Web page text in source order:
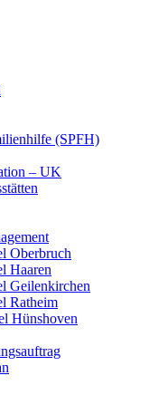
(SPFH)
– UK
Oberbruch
Haaren
Geilenkirchen
Ratheim
Hünshoven